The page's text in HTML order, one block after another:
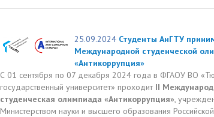
25.09.2024 Студенты АнГТУ
Международной студенческой
«Антикоррупция»
С 01 сентября по 07 декабря 2024 года в ФГАОУ ВО
государственный университет» проходит II
студенческая олимпиада «Антикоррупция» ,
Министерством науки и высшего образования